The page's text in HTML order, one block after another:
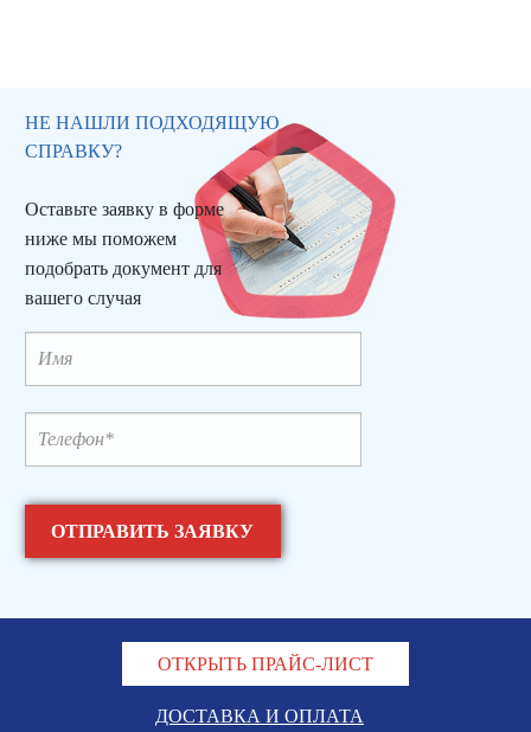
НЕ НАШЛИ ПОДХОДЯЩУЮ
СПРАВКУ?
Оставьте заявку в форме
ниже мы поможем
подобрать документ для
вашего случая
ОТКРЫТЬ ПРАЙС-ЛИСТ
ДОСТАВКА И ОПЛАТА